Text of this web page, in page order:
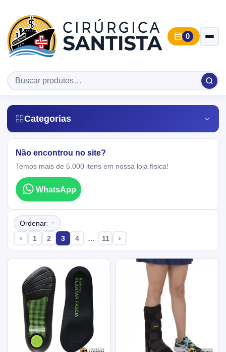
0
Categorias
Não encontrou no site?
Temos mais de 5.000 itens em nossa loja física!
WhatsApp
‹ 1 2 3 4 … 11 ›